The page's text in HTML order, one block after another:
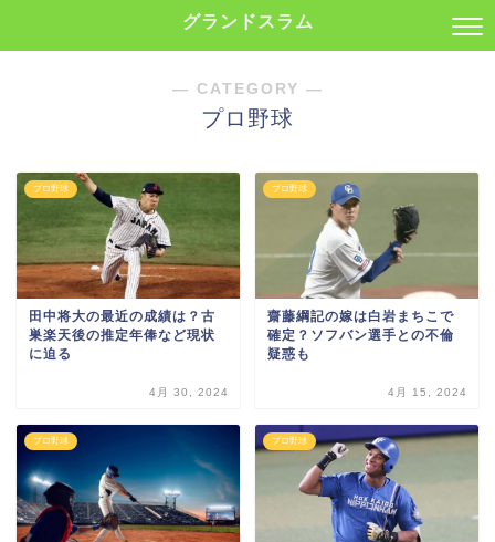
グランドスラム
― CATEGORY ―
プロ野球
プロ野球
田中将大の最近の成績は？古
巣楽天後の推定年俸など現状
に迫る
4月 30, 2024
プロ野球
齋藤綱記の嫁は白岩まちこで
確定？ソフバン選手との不倫
疑惑も
4月 15, 2024
プロ野球 プロ野球